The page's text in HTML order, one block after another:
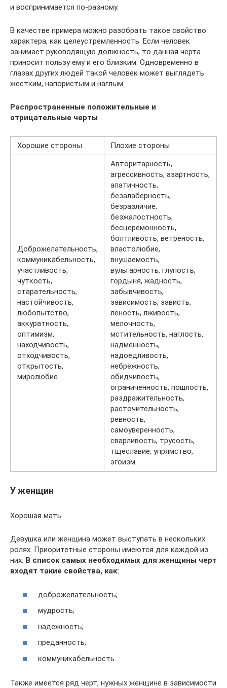
и воспринимается по-разному.
В качестве примера можно разобрать такое свойство
характера, как целеустремленность. Если человек
занимает руководящую должность, то данная черта
приносит пользу ему и его близким. Одновременно в
глазах других людей такой человек может выглядеть
жестким, напористым и наглым.
Распространенные положительные и
отрицательные черты
Хорошие стороны Плохие стороны
Доброжелательность,
коммуникабельность,
участливость,
чуткость,
старательность,
настойчивость,
любопытство,
аккуратность,
оптимизм,
находчивость,
отходчивость,
открытость,
миролюбие.
Авторитарность,
агрессивность, азартность,
апатичность,
безалаберность,
безразличие,
безжалостность,
бесцеремонность,
болтливость, ветреность,
властолюбие,
внушаемость,
вульгарность, глупость,
гордыня, жадность,
забывчивость,
зависимость, зависть,
леность, лживость,
мелочность,
мстительность, наглость,
надменность,
надоедливость,
небрежность,
обидчивость,
ограниченность, пошлость,
раздражительность,
расточительность,
ревность,
самоуверенность,
сварливость, трусость,
тщеславие, упрямство,
эгоизм.
У женщин
Хорошая мать
Девушка или женщина может выступать в нескольких
ролях. Приоритетные стороны имеются для каждой из
них. В список самых необходимых для женщины черт
входят такие свойства, как:
доброжелательность;
мудрость;
надежность;
преданность;
коммуникабельность.
Также имеется ряд черт, нужных женщине в зависимости